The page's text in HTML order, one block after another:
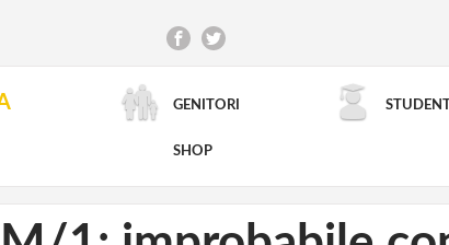
GENITORI
SHOP
RICERCA AVANZATA